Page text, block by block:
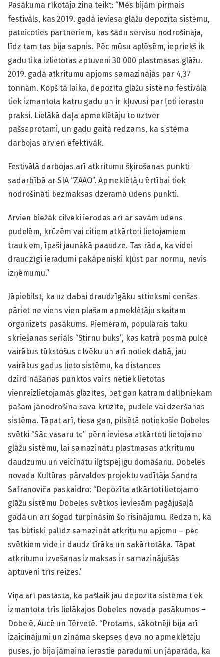
Pasākuma rīkotāja zina teikt: “Mēs bijām pirmais
festivāls, kas 2019. gadā ieviesa glāžu depozīta sistēmu,
pateicoties partneriem, kas šādu servisu nodrošināja,
līdz tam tas bija sapnis. Pēc mūsu aplēsēm, iepriekš ik
gadu tika izlietotas aptuveni 30 000 plastmasas glāžu.
2019. gadā atkritumu apjoms samazinājās par 4,37
tonnām. Kopš tā laika, depozīta glāžu sistēma festivālā
tiek izmantota katru gadu un ir kļuvusi par ļoti ierastu
praksi. Lielākā daļa apmeklētāju to uztver
pašsaprotami, un gadu gaitā redzams, ka sistēma
darbojas arvien efektīvāk.
Festivālā darbojas arī atkritumu šķirošanas punkti
sadarbībā ar SIA “ZAAO”. Apmeklētāju ērtībai tiek
nodrošināti bezmaksas dzeramā ūdens punkti.
Arvien biežāk cilvēki ierodas arī ar savām ūdens
pudelēm, krūzēm vai citiem atkārtoti lietojamiem
traukiem, īpaši jaunākā paaudze. Tas rāda, ka videi
draudzīgi ieradumi pakāpeniski kļūst par normu, nevis
izņēmumu.”
Jāpiebilst, ka uz dabai draudzīgāku attieksmi cenšas
pāriet ne viens vien plašam apmeklētāju skaitam
organizēts pasākums. Piemēram, populārais taku
skriešanas seriāls “Stirnu buks”, kas katrā posmā pulcē
vairākus tūkstošus cilvēku un arī notiek dabā, jau
vairākus gadus lieto sistēmu, ka distances
dzirdināšanas punktos vairs netiek lietotas
vienreizlietojamās glāzītes, bet gan katram dalībniekam
pašam jānodrošina sava krūzīte, pudele vai dzeršanas
sistēma. Tāpat arī, tiesa gan, pilsētā notiekošie Dobeles
svētki “Sāc vasaru te” pērn ieviesa atkārtoti lietojamo
glāžu sistēmu, lai samazinātu plastmasas atkritumu
daudzumu un veicinātu ilgtspējīgu domāšanu. Dobeles
novada Kultūras pārvaldes projektu vadītāja Sandra
Safranoviča paskaidro: “Depozīta atkārtoti lietojamo
glāžu sistēmu Dobeles svētkos ieviesām pagājušajā
gadā un arī šogad turpināsim šo risinājumu. Redzam, ka
tas būtiski palīdz samazināt atkritumu apjomu – pēc
svētkiem vide ir daudz tīrāka un sakārtotāka. Tāpat
atkritumu izvešanas izmaksas ir samazinājušās
aptuveni trīs reizes.”
Viņa arī pastāsta, ka pašlaik jau depozīta sistēma tiek
izmantota trīs lielākajos Dobeles novada pasākumos –
Dobelē, Aucē un Tērvetē. “Protams, sākotnēji bija arī
izaicinājumi un zināma skepses deva no apmeklētāju
puses, jo bija jāmaina ierastie paradumi un jāparāda, ka